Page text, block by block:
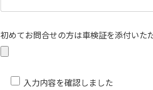
初めてお問合せの方は車検証を添付いた
入力内容を確認しました